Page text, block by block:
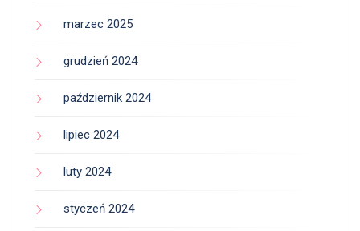
marzec 2025
grudzień 2024
październik 2024
lipiec 2024
luty 2024
styczeń 2024